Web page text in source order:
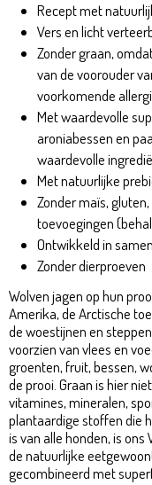
Recept met
Vers en licht
Zonder graan,
van de voorouder
voorkomende
Met waardevolle
aroniabessen en
waardevolle
Met natuurlijke
Zonder maïs,
toevoegingen
Ontwikkeld in
Zonder dierproeven
Wolven jagen op hun
Amerika, de Arctische
de woestijnen en
voorzien van vlees en
groenten, fruit, bessen,
de prooi. Graan is hier
vitamines, mineralen,
plantaardige stoffen die
is van alle honden, is
de natuurlijke
gecombineerd met